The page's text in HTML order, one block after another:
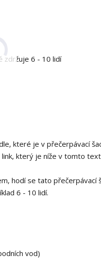
zdržuje 6 - 10 lidí
které je v přečerpávací
který je níže v tomto
hodí se tato přečerpávací
6 - 10 lidí.
vod)